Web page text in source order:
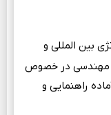
بین المللی و
و مهندسی در خصوص
راهنمایی و